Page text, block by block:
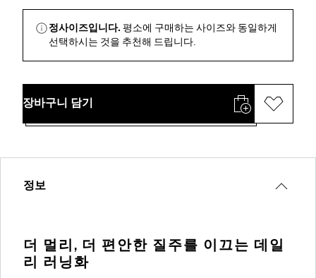
정사이즈입니다. 평소에 구매하는 사이즈와 동일하게
선택하시는 것을 추천해 드립니다.
장바구니 담기
정보
더 멀리, 더 편안한 질주를 이끄는 데일
리 러닝화